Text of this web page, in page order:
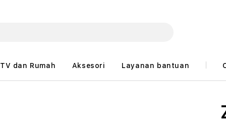
TV dan Rumah Aksesori Layanan bantuan